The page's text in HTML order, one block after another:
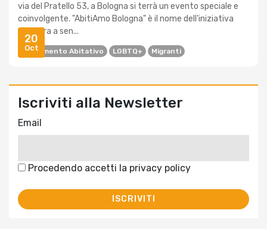
20
Oct
via del Pratello 53, a Bologna si terrà un evento speciale e
coinvolgente. "AbitiAmo Bologna" è il nome dell'iniziativa
che mira a sen...
Inserimento Abitativo LGBTQ+ Migranti
Iscriviti alla Newsletter
Email
Procedendo accetti la privacy policy